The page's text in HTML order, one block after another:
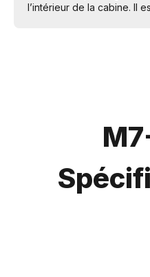
l’intérieur de la cabine. Il